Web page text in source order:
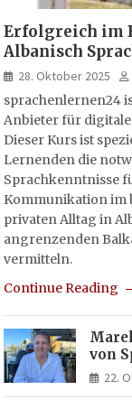
Erfolgreich im
Albanisch
28. Oktober 2025
sprachenlernen24
Anbieter für
Dieser Kurs ist
Lernenden die
Sprachkenntnisse
Kommunikation im
privaten Alltag in
angrenzenden
vermitteln.
Continue Reading
von
Italia
22.